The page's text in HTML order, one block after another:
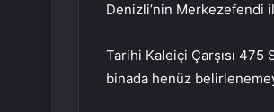
Denizli’nin Merkezefendi
Tarihi Kaleiçi Çarşısı 475
binada henüz